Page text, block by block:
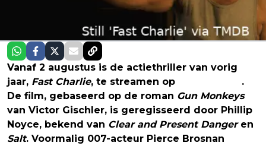
Vanaf 2 augustus is de actiethriller van vorig
jaar, Fast Charlie, te streamen op
.
De film, gebaseerd op de roman Gun Monkeys
van Victor Gischler, is geregisseerd door Phillip
Noyce, bekend van Clear and Present Dangeren
Salt. Voormalig 007-acteur Pierce Brosnan